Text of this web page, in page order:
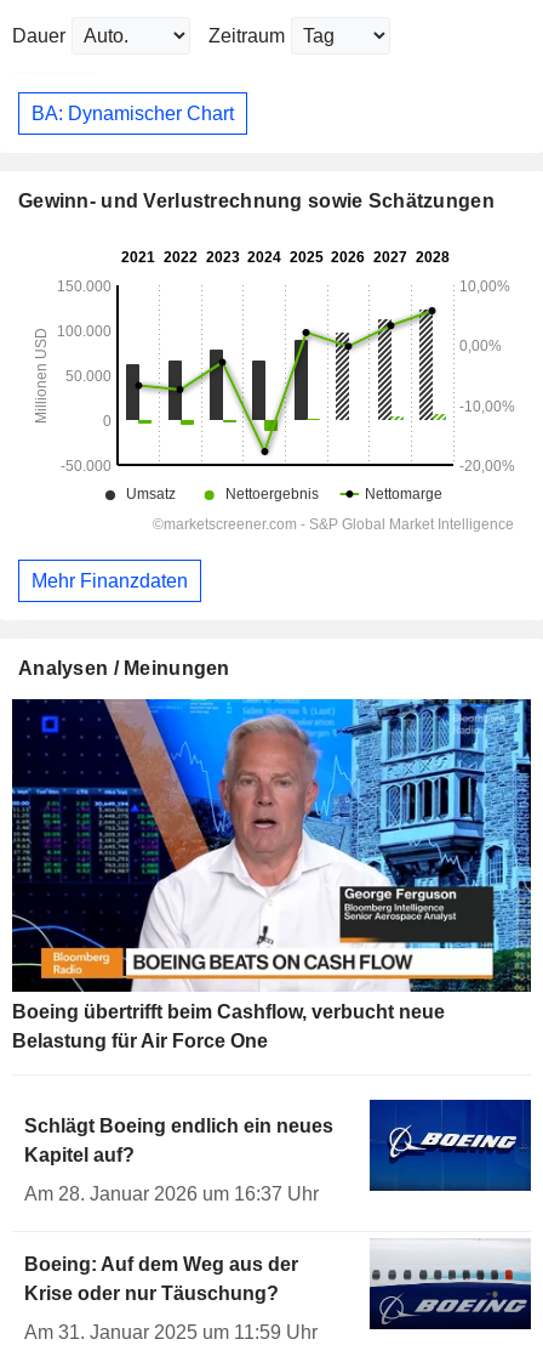
Dauer Zeitraum
BA: Dynamischer Chart
Gewinn- und Verlustrechnung sowie Schätzungen
Mehr Finanzdaten
Analysen / Meinungen
Boeing übertrifft beim Cashflow, verbucht neue
Belastung für Air Force One
Schlägt Boeing endlich ein neues
Kapitel auf?
Am 28. Januar 2026 um 16:37 Uhr
Boeing: Auf dem Weg aus der
Krise oder nur Täuschung?
Am 31. Januar 2025 um 11:59 Uhr